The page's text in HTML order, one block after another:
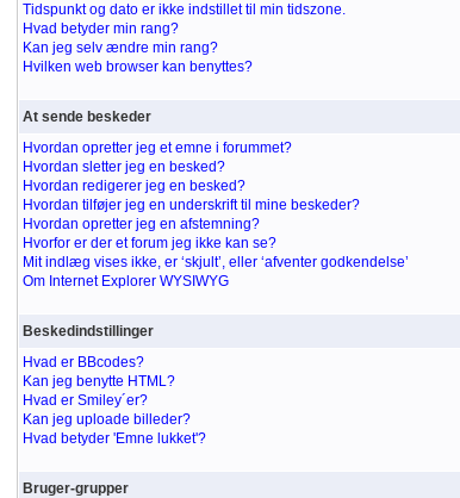
Tidspunkt og dato er ikke indstillet til min tidszone.
Hvad betyder min rang?
Kan jeg selv ændre min rang?
Hvilken web browser kan benyttes?
At sende beskeder
Hvordan opretter jeg et emne i forummet?
Hvordan sletter jeg en besked?
Hvordan redigerer jeg en besked?
Hvordan tilføjer jeg en underskrift til mine beskeder?
Hvordan opretter jeg en afstemning?
Hvorfor er der et forum jeg ikke kan se?
Mit indlæg vises ikke, er ‘skjult’, eller ‘afventer godkendelse’
Om Internet Explorer WYSIWYG
Beskedindstillinger
Hvad er BBcodes?
Kan jeg benytte HTML?
Hvad er Smiley´er?
Kan jeg uploade billeder?
Hvad betyder 'Emne lukket'?
Bruger-grupper